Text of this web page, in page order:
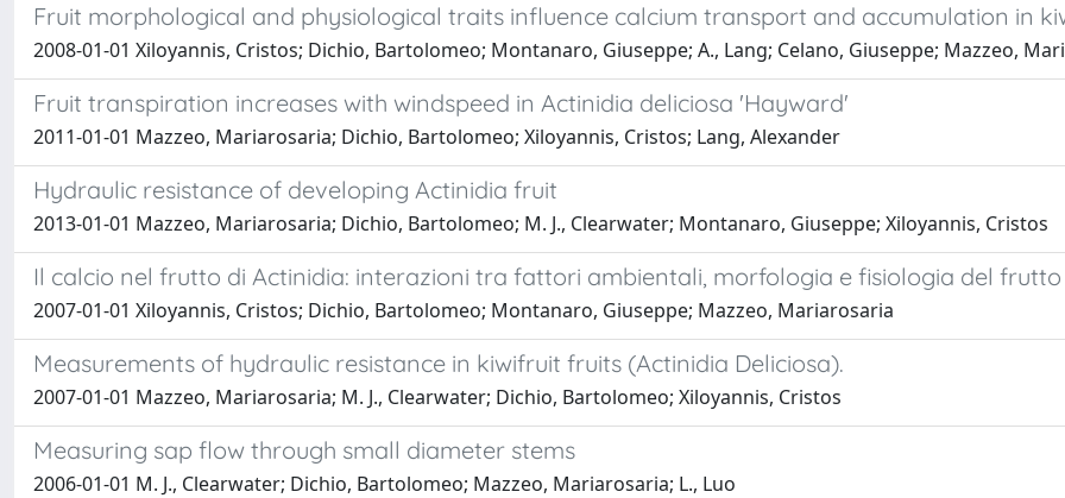
Fruit morphological and physiological traits influence calcium transport and accumulation in
2008-01-01 Xiloyannis, Cristos; Dichio, Bartolomeo; Montanaro, Giuseppe; A., Lang; Celano, Giuseppe; Mazzeo,
Fruit transpiration increases with windspeed in Actinidia deliciosa 'Hayward'
2011-01-01 Mazzeo, Mariarosaria; Dichio, Bartolomeo; Xiloyannis, Cristos; Lang, Alexander
Hydraulic resistance of developing Actinidia fruit
2013-01-01 Mazzeo, Mariarosaria; Dichio, Bartolomeo; M. J., Clearwater; Montanaro, Giuseppe; Xiloyannis, Cristos
Il calcio nel frutto di Actinidia: interazioni tra fattori ambientali, morfologia e fisiologia del frutto
2007-01-01 Xiloyannis, Cristos; Dichio, Bartolomeo; Montanaro, Giuseppe; Mazzeo, Mariarosaria
Measurements of hydraulic resistance in kiwifruit fruits (Actinidia Deliciosa).
2007-01-01 Mazzeo, Mariarosaria; M. J., Clearwater; Dichio, Bartolomeo; Xiloyannis, Cristos
Measuring sap flow through small diameter stems
2006-01-01 M. J., Clearwater; Dichio, Bartolomeo; Mazzeo, Mariarosaria; L., Luo